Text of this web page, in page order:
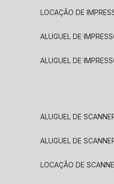
LOCAÇÃO DE
ALUGUEL DE
ALUGUEL DE
ALUGUEL DE
ALUGUEL DE
LOCAÇÃO DE